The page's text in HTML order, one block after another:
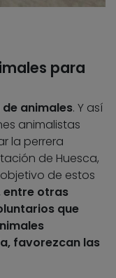
para
animales. Y así
animalistas
la perrera
de Huesca,
de estos
entre otras
que
favorezcan las